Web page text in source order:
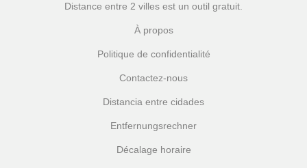
Distance entre 2 villes est un outil gratuit.
À propos
Politique de confidentialité
Contactez-nous
Distancia entre cidades
Entfernungsrechner
Décalage horaire